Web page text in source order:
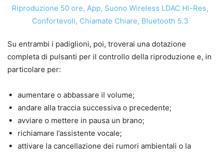
Su entrambi i padiglioni, poi, troverai una dotazione
completa di pulsanti per il controllo della riproduzione e, in
particolare per:
aumentare o abbassare il volume;
andare alla traccia successiva o precedente;
avviare o mettere in pausa un brano;
richiamare l’assistente vocale;
attivare la cancellazione dei rumori ambientali o la